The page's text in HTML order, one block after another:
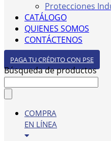
Protecciones
CATÁLOGO
QUIENES SOMOS
CONTÁCTENOS
PAGA TU CRÉDITO CON PSE
Búsqueda de productos
COMPRA
EN LÍNEA